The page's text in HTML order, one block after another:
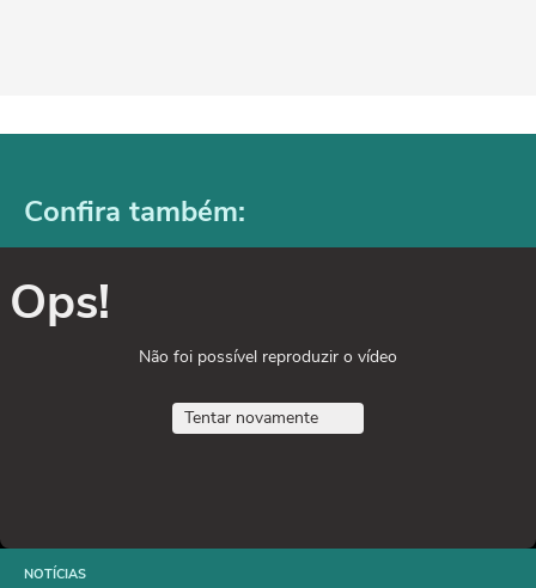
Confira também:
Ops!
Não foi possível reproduzir o vídeo
Tentar novamente
NOTÍCIAS